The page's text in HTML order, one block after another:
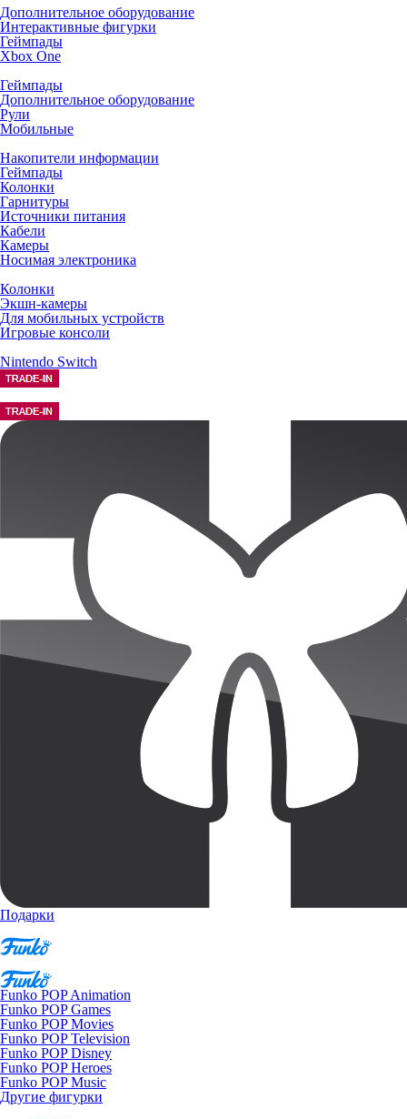
Дополнительное оборудование
Интерактивные фигурки
Геймпады
Xbox One
Геймпады
Дополнительное оборудование
Рули
Мобильные
Накопители информации
Геймпады
Колонки
Гарнитуры
Источники питания
Кабели
Камеры
Носимая электроника
Колонки
Экшн-камеры
Для мобильных устройств
Игровые консоли
Nintendo Switch
Подарки
Funko POP Animation
Funko POP Games
Funko POP Movies
Funko POP Television
Funko POP Disney
Funko POP Heroes
Funko POP Music
Другие фигурки